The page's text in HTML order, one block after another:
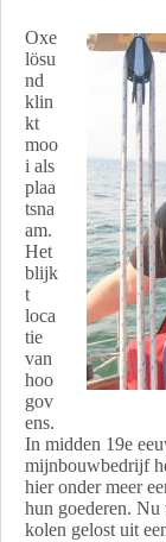
Oxe
lösu
nd
klin
kt
moo
i als
plaa
tsna
am.
Het
blijk
t
loca
tie
van
hoo
gov
ens.
In midden 19e
mijnbouwbedrijf
hier onder meer
hun goederen. Nu
kolen gelost uit